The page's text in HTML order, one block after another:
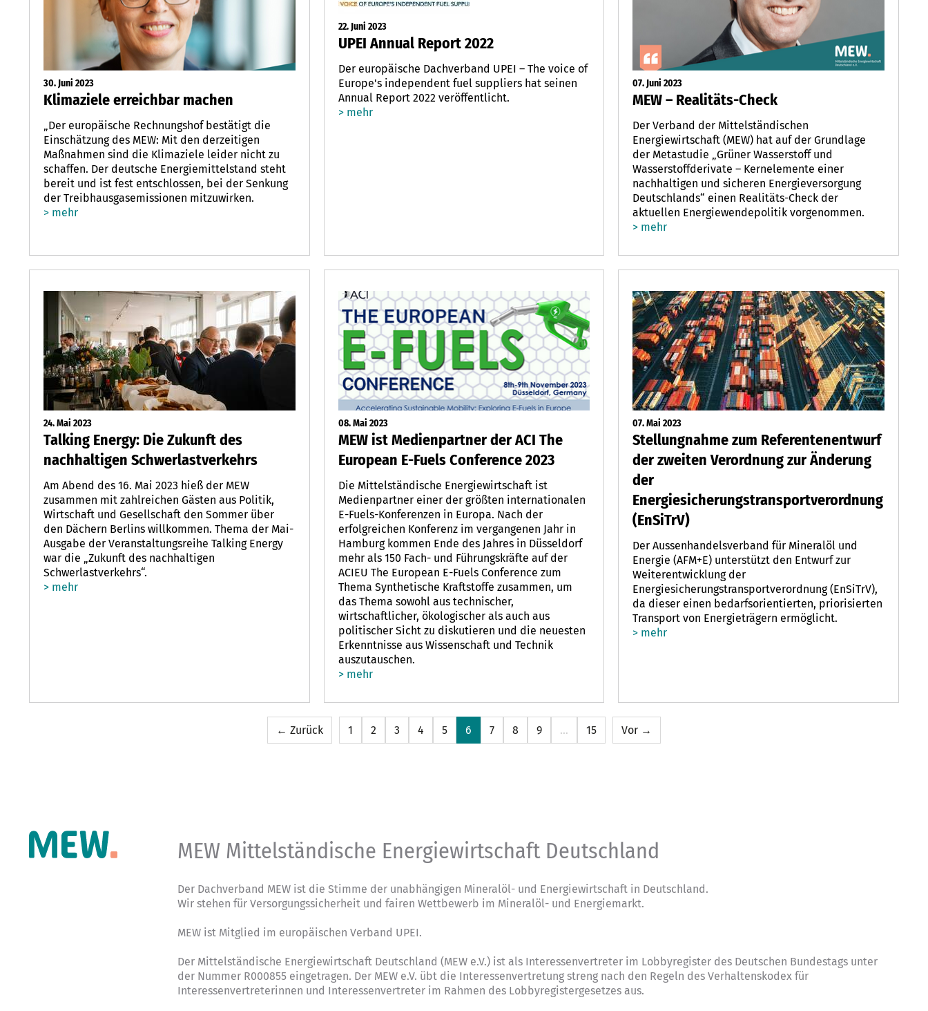
30. Juni 2023
Klimaziele erreichbar machen
„Der europäische Rechnungshof bestätigt die
Einschätzung des MEW: Mit den derzeitigen
Maßnahmen sind die Klimaziele leider nicht zu
schaffen. Der deutsche Energiemittelstand steht
bereit und ist fest entschlossen, bei der Senkung
der Treibhausgasemissionen mitzuwirken.
> mehr
22. Juni 2023
UPEI Annual Report 2022
Der europäische Dachverband UPEI – The voice of
Europe's independent fuel suppliers hat seinen
Annual Report 2022 veröffentlicht.
> mehr
07. Juni 2023
MEW – Realitäts-Check
Der Verband der Mittelständischen
Energiewirtschaft (MEW) hat auf der Grundlage
der Metastudie „Grüner Wasserstoff und
Wasserstoffderivate – Kernelemente einer
nachhaltigen und sicheren Energieversorgung
Deutschlands“ einen Realitäts-Check der
aktuellen Energiewendepolitik vorgenommen.
> mehr
24. Mai 2023
Talking Energy: Die Zukunft des
nachhaltigen Schwerlastverkehrs
Am Abend des 16. Mai 2023 hieß der MEW
zusammen mit zahlreichen Gästen aus Politik,
Wirtschaft und Gesellschaft den Sommer über
den Dächern Berlins willkommen. Thema der Mai-
Ausgabe der Veranstaltungsreihe Talking Energy
war die „Zukunft des nachhaltigen
Schwerlastverkehrs“.
> mehr
08. Mai 2023
MEW ist Medienpartner der ACI The
European E-Fuels Conference 2023
Die Mittelständische Energiewirtschaft ist
Medienpartner einer der größten internationalen
E-Fuels-Konferenzen in Europa. Nach der
erfolgreichen Konferenz im vergangenen Jahr in
Hamburg kommen Ende des Jahres in Düsseldorf
mehr als 150 Fach- und Führungskräfte auf der
ACIEU The European E-Fuels Conference zum
Thema Synthetische Kraftstoffe zusammen, um
das Thema sowohl aus technischer,
wirtschaftlicher, ökologischer als auch aus
politischer Sicht zu diskutieren und die neuesten
Erkenntnisse aus Wissenschaft und Technik
auszutauschen.
> mehr
07. Mai 2023
Stellungnahme zum Referentenentwurf
der zweiten Verordnung zur Änderung
der
Energiesicherungstransportverordnung
(EnSiTrV)
Der Aussenhandelsverband für Mineralöl und
Energie (AFM+E) unterstützt den Entwurf zur
Weiterentwicklung der
Energiesicherungstransportverordnung (EnSiTrV),
da dieser einen bedarfsorientierten, priorisierten
Transport von Energieträgern ermöglicht.
> mehr
← Zurück 1 2 3 4 5 6 7 8 9 … 15 Vor →
MEW Mittelständische Energiewirtschaft Deutschland
Der Dachverband MEW ist die Stimme der unabhängigen Mineralöl- und Energiewirtschaft in Deutschland.
Wir stehen für Versorgungssicherheit und fairen Wettbewerb im Mineralöl- und Energiemarkt.
MEW ist Mitglied im europäischen Verband UPEI.
Der Mittelständische Energiewirtschaft Deutschland (MEW e.V.) ist als Interessenvertreter im Lobbyregister des Deutschen Bundestags unter
der Nummer R000855 eingetragen. Der MEW e.V. übt die Interessenvertretung streng nach den Regeln des Verhaltenskodex für
Interessenvertreterinnen und Interessenvertreter im Rahmen des Lobbyregistergesetzes aus.